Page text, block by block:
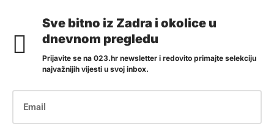
Sve bitno iz Zadra i okolice u
dnevnom pregledu
Prijavite se na 023.hr newsletter i redovito primajte selekciju
najvažnijih vijesti u svoj inbox.